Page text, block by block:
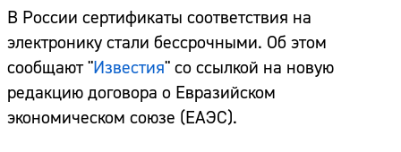
В России сертификаты соответствия на
электронику стали бессрочными. Об этом
сообщают "Известия" со ссылкой на новую
редакцию договора о Евразийском
экономическом союзе (ЕАЭС).